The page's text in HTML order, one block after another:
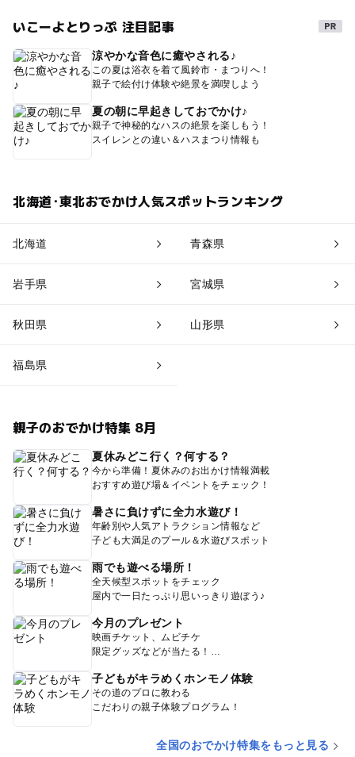
・大人1名様 小中学生1名様 幼児2名様の場合：3,500
円
・大人1名様 小中学生2名様の場合：7,000円
・大人2名様 小中学生2名様 幼児1名様の場合：7,000
円
・大人2名様 小中学生3名様の場合：10,500円
・大人1名様 幼児3名様の場合はお断りさせていただきま
1日1件1組（上限5名、ツキノワグマのみ4名）まで ※先
所要時間
11:00～15:00の間 （動物種によって実施時間が決まって
※獣舎内見学の実施は動物種によって異なります。これま
られる事例が数例報告されています。また、動物園のトラ
とされている動物種においては、感染予防のために動物と
了承ください。
応募方法
なかよしガイドは動物種、日時が決まっています。カレン
ダーからご希望の回をクリックし、申込フォームにご入
予約完了となります。
大5名まで）となります。
申し込み受け付けはカレンダーの申込フォームからのみと
来園予定日の2週間前までにお申し込みください。
申し込み後3日経過しても当園から返信がない場合はご連
キャンセルなど、予約内容を変更する場合はお早めにお知
いこーよとりっぷ 注目記事
涼やかな音色に癒やされる♪
この夏は浴衣を着て風鈴市・まつりへ！
親子で絵付け体験や絶景を満喫しよう
夏の朝に早起きしておでかけ♪
親子で神秘的なハスの絶景を楽しもう！
スイレンとの違い＆ハスまつり情報も
北海道･東北おでかけ人気スポットランキング
北海道 青森県
岩手県 宮城県
秋田県 山形県
福島県
親子のおでかけ特集 8月
夏休みどこ行く？何する？
今から準備！夏休みのお出かけ情報満載
おすすめ遊び場＆イベントをチェック！
暑さに負けずに全力水遊び！
年齢別や人気アトラクション情報など
子ども大満足のプール＆水遊びスポット
雨でも遊べる場所！
全天候型スポットをチェック
屋内で一日たっぷり思いっきり遊ぼう♪
今月のプレゼント
映画チケット、ムビチケ
限定グッズなどが当たる！
子どもがキラめくホンモノ体験
その道のプロに教わる
こだわりの親子体験プログラム！
全国のおでかけ特集をもっと見る